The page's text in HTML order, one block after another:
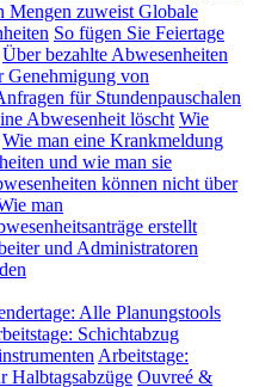
Mengen zuweist Globale
So fügen Sie Feiertage
Über bezahlte Abwesenheiten
Genehmigung von
für Stundenpauschalen
Abwesenheit löscht Wie
Wie man eine Krankmeldung
und wie man sie
können nicht über
man
erstellt
und Administratoren
Alle Planungstools
Schichtabzug
Arbeitstage:
Halbtagsabzüge Ouvreé &